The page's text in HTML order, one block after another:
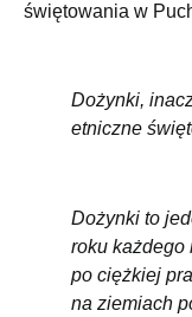
świętowania w
Dożynki,
etniczne
Dożynki to
roku każdego
po ciężkiej
na ziemiach